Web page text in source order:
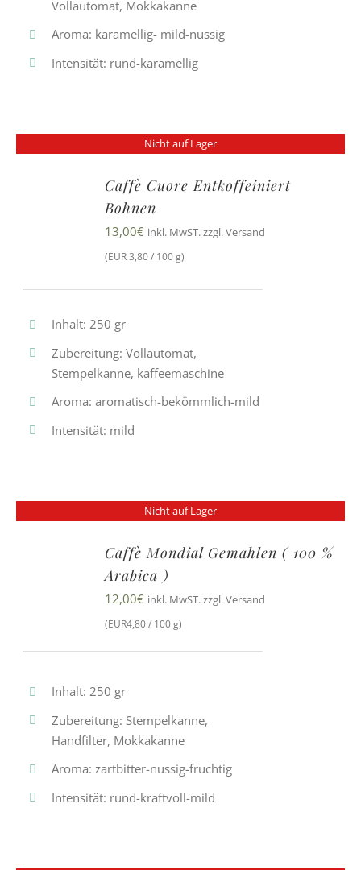
Vollautomat, Mokkakanne
Aroma: karamellig- mild-nussig
Intensität: rund-karamellig
Nicht auf Lager
Caffè Cuore Entkoffeiniert
Bohnen
13,00€ inkl. MwST. zzgl. Versand
(EUR 3,80 / 100 g)
Inhalt: 250 gr
Zubereitung: Vollautomat,
Stempelkanne, kaffeemaschine
Aroma: aromatisch-bekömmlich-mild
Intensität: mild
Nicht auf Lager
Caffè Mondial Gemahlen ( 100 %
Arabica )
12,00€ inkl. MwST. zzgl. Versand
(EUR4,80 / 100 g)
Inhalt: 250 gr
Zubereitung: Stempelkanne,
Handfilter, Mokkakanne
Aroma: zartbitter-nussig-fruchtig
Intensität: rund-kraftvoll-mild